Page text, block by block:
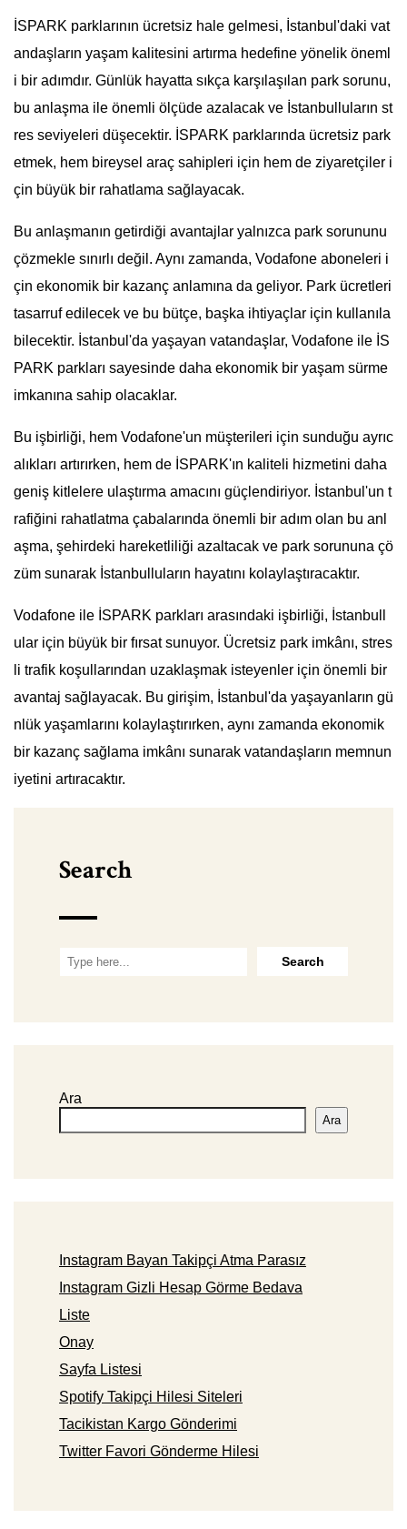
İSPARK parklarının ücretsiz hale gelmesi, İstanbul'daki vat
andaşların yaşam kalitesini artırma hedefine yönelik öneml
i bir adımdır. Günlük hayatta sıkça karşılaşılan park sorunu,
bu anlaşma ile önemli ölçüde azalacak ve İstanbulluların st
res seviyeleri düşecektir. İSPARK parklarında ücretsiz park
etmek, hem bireysel araç sahipleri için hem de ziyaretçiler i
çin büyük bir rahatlama sağlayacak.
Bu anlaşmanın getirdiği avantajlar yalnızca park sorununu
çözmekle sınırlı değil. Aynı zamanda, Vodafone aboneleri i
çin ekonomik bir kazanç anlamına da geliyor. Park ücretleri
tasarruf edilecek ve bu bütçe, başka ihtiyaçlar için kullanıla
bilecektir. İstanbul'da yaşayan vatandaşlar, Vodafone ile İS
PARK parkları sayesinde daha ekonomik bir yaşam sürme
imkanına sahip olacaklar.
Bu işbirliği, hem Vodafone'un müşterileri için sunduğu ayrıc
alıkları artırırken, hem de İSPARK'ın kaliteli hizmetini daha
geniş kitlelere ulaştırma amacını güçlendiriyor. İstanbul'un t
rafiğini rahatlatma çabalarında önemli bir adım olan bu anl
aşma, şehirdeki hareketliliği azaltacak ve park sorununa çö
züm sunarak İstanbulluların hayatını kolaylaştıracaktır.
Vodafone ile İSPARK parkları arasındaki işbirliği, İstanbull
ular için büyük bir fırsat sunuyor. Ücretsiz park imkânı, stres
li trafik koşullarından uzaklaşmak isteyenler için önemli bir
avantaj sağlayacak. Bu girişim, İstanbul'da yaşayanların gü
nlük yaşamlarını kolaylaştırırken, aynı zamanda ekonomik
bir kazanç sağlama imkânı sunarak vatandaşların memnun
iyetini artıracaktır.
Search
Ara
Ara
Instagram Bayan Takipçi Atma Parasız
Instagram Gizli Hesap Görme Bedava
Liste
Onay
Sayfa Listesi
Spotify Takipçi Hilesi Siteleri
Tacikistan Kargo Gönderimi
Twitter Favori Gönderme Hilesi